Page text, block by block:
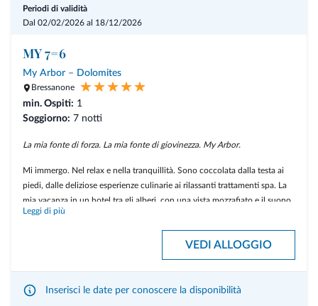
Periodi di validità
Dal 02/02/2026 al 18/12/2026
MY 7=6
My Arbor – Dolomites
Bressanone
min. Ospiti: 1
Soggiorno: 7 notti
La mia fonte di forza. La mia fonte di giovinezza. My Arbor.
Mi immergo. Nel relax e nella tranquillità. Sono coccolata dalla testa ai
piedi, dalle deliziose esperienze culinarie ai rilassanti trattamenti spa. La
mia vacanza in un hotel tra gli alberi, con una vista mozzafiato e il suono
rilassante della natura che mi culla per addormentarmi, è un'esperienza
permette di avere una notte in più tra le cime degli alberi.
Leggi di più
VEDI ALLOGGIO
Inserisci le date per conoscere la disponibilità